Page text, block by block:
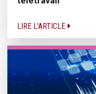
LIRE L'ARTICLE